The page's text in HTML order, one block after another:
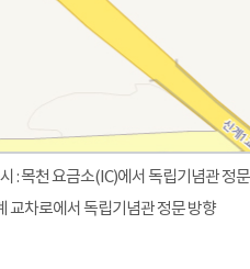
: 목천 요금소(IC)에서 독립기념관 정
교차로에서 독립기념관 정문 방향